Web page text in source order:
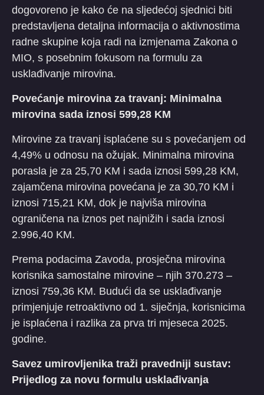
dogovoreno je kako će na sljedećoj sjednici biti
predstavljena detaljna informacija o aktivnostima
radne skupine koja radi na izmjenama Zakona o
MIO, s posebnim fokusom na formulu za
usklađivanje mirovina.
Povećanje mirovina za travanj: Minimalna
mirovina sada iznosi 599,28 KM
Mirovine za travanj isplaćene su s povećanjem od
4,49% u odnosu na ožujak. Minimalna mirovina
porasla je za 25,70 KM i sada iznosi 599,28 KM,
zajamčena mirovina povećana je za 30,70 KM i
iznosi 715,21 KM, dok je najviša mirovina
ograničena na iznos pet najnižih i sada iznosi
2.996,40 KM.
Prema podacima Zavoda, prosječna mirovina
korisnika samostalne mirovine – njih 370.273 –
iznosi 759,36 KM. Budući da se usklađivanje
primjenjuje retroaktivno od 1. siječnja, korisnicima
je isplaćena i razlika za prva tri mjeseca 2025.
godine.
Savez umirovljenika traži pravedniji sustav:
Prijedlog za novu formulu usklađivanja